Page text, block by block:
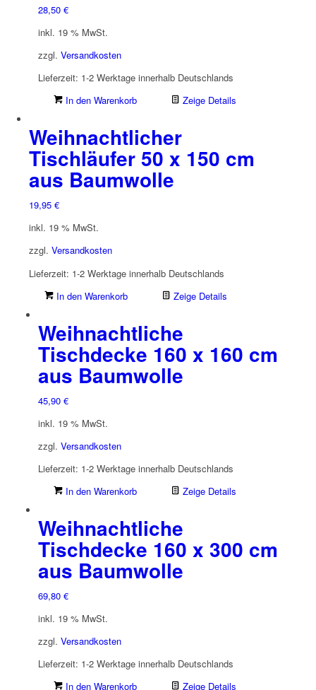
28,50 €
inkl. 19 % MwSt.
zzgl. Versandkosten
Lieferzeit: 1-2 Werktage innerhalb Deutschlands
In den Warenkorb
Zeige Details
Weihnachtlicher
Tischläufer 50 x 150 cm
aus Baumwolle
19,95 €
inkl. 19 % MwSt.
zzgl. Versandkosten
Lieferzeit: 1-2 Werktage innerhalb Deutschlands
In den Warenkorb
Zeige Details
Weihnachtliche
Tischdecke 160 x 160 cm
aus Baumwolle
45,90 €
inkl. 19 % MwSt.
zzgl. Versandkosten
Lieferzeit: 1-2 Werktage innerhalb Deutschlands
In den Warenkorb
Zeige Details
Weihnachtliche
Tischdecke 160 x 300 cm
aus Baumwolle
69,80 €
inkl. 19 % MwSt.
zzgl. Versandkosten
Lieferzeit: 1-2 Werktage innerhalb Deutschlands
In den Warenkorb
Zeige Details